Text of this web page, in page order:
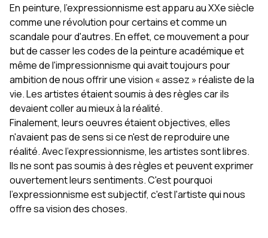
En peinture, l'expressionnisme est apparu au XXe siècle
comme une révolution pour certains et comme un
scandale pour d'autres. En effet, ce mouvement a pour
but de casser les codes de la peinture académique et
même de l'impressionnisme qui avait toujours pour
ambition de nous offrir une vision « assez » réaliste de la
vie. Les artistes étaient soumis à des règles car ils
devaient coller au mieux à la réalité.
Finalement, leurs oeuvres étaient objectives, elles
n'avaient pas de sens si ce n'est de reproduire une
réalité. Avec l'expressionnisme, les artistes sont libres.
Ils ne sont pas soumis à des règles et peuvent exprimer
ouvertement leurs sentiments. C'est pourquoi
l'expressionnisme est subjectif, c'est l'artiste qui nous
offre sa vision des choses.